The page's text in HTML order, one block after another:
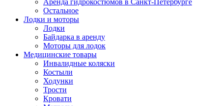
Аренда гидрокостюмов в Санкт-Петербурге
Остальное
Лодки и моторы
Лодки
Байдарка в аренду
Моторы для лодок
Медицинские товары
Инвалидные коляски
Костыли
Ходунки
Трости
Кровати